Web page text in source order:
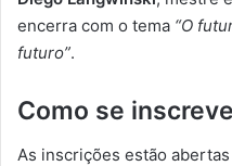
encerra com o tema “O
futuro”.
Como se
As inscrições estão